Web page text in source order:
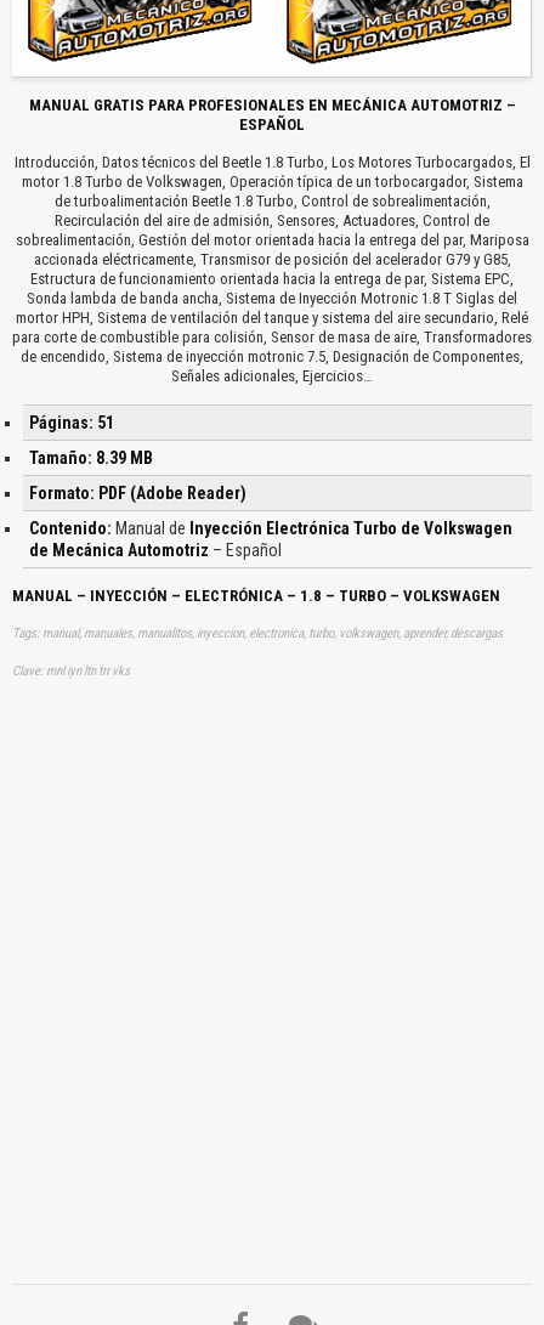
MANUAL GRATIS PARA PROFESIONALES EN MECÁNICA AUTOMOTRIZ –
ESPAÑOL
Introducción, Datos técnicos del Beetle 1.8 Turbo, Los Motores Turbocargados, El
motor 1.8 Turbo de Volkswagen, Operación típica de un torbocargador, Sistema
de turboalimentación Beetle 1.8 Turbo, Control de sobrealimentación,
Recirculación del aire de admisión, Sensores, Actuadores, Control de
sobrealimentación, Gestión del motor orientada hacia la entrega del par, Mariposa
accionada eléctricamente, Transmisor de posición del acelerador G79 y G85,
Estructura de funcionamiento orientada hacia la entrega de par, Sistema EPC,
Sonda lambda de banda ancha, Sistema de Inyección Motronic 1.8 T Siglas del
mortor HPH, Sistema de ventilación del tanque y sistema del aire secundario, Relé
para corte de combustible para colisión, Sensor de masa de aire, Transformadores
de encendido, Sistema de inyección motronic 7.5, Designación de Componentes,
Señales adicionales, Ejercicios…
Páginas: 51
Tamaño: 8.39 MB
Formato: PDF (Adobe Reader)
Contenido: Manual de Inyección Electrónica Turbo de Volkswagen
de Mecánica Automotriz – Español
MANUAL – INYECCIÓN – ELECTRÓNICA – 1.8 – TURBO – VOLKSWAGEN
Tags: manual, manuales, manualitos, inyeccion, electronica, turbo, volkswagen, aprender, descargas
Clave: mnl iyn ltn trr vks